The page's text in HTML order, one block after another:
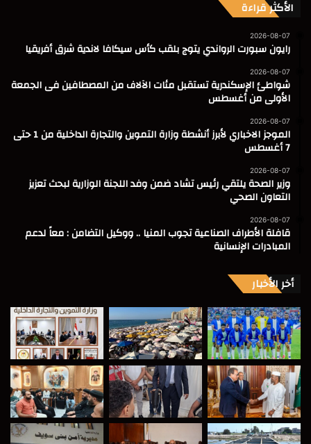
الأكثر قراءة
2026-08-07
رايون سبورت الرواندي يتوج بلقب كأس سيكافا لاندية شرق أفريقيا
2026-08-07
شواطئ الإسكندرية تستقبل مئات الآلاف من المصطافين فى الجمعة
الأولى من أغسطس
2026-08-07
الموجز الاخباري لأبرز أنشطة وزارة التموين والتجارة الداخلية من 1 حتى
7 أغسطس
2026-08-07
وزير الصحة يلتقي رئيس تشاد ضمن وفد اللجنة الوزارية لبحث تعزيز
التعاون الصحي
2026-08-07
قافلة الأطراف الصناعية تجوب المنيا .. ووكيل التضامن : معاً لدعم
المبادرات الإنسانية
أخر الأخبار